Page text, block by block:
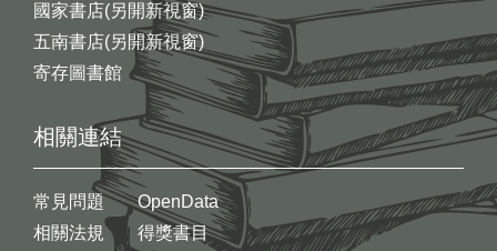
國家書店(另開新視窗)
五南書店(另開新視窗)
寄存圖書館
相關連結
常見問題
相關法規
OpenData
得獎書目